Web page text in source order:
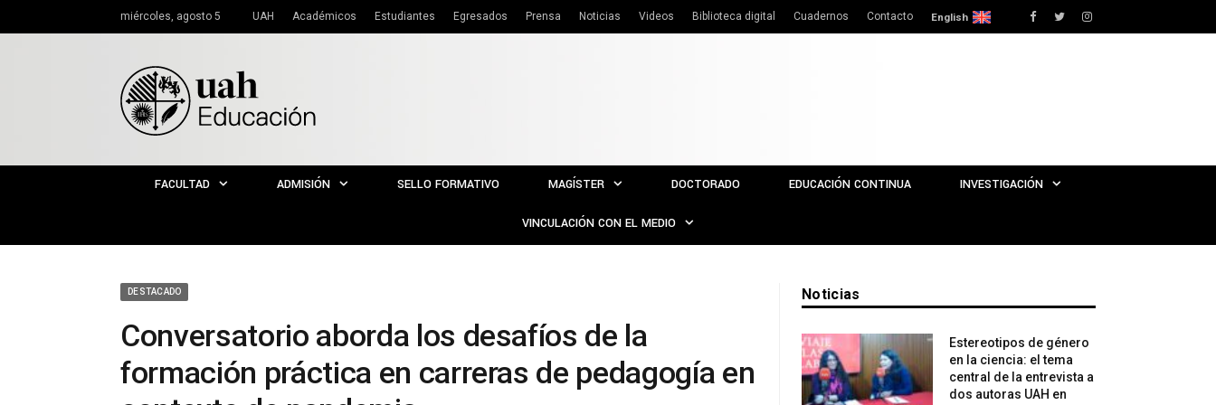
miércoles, agosto 5 UAH Académicos Estudiantes Egresados Prensa Noticias Videos Biblioteca digital Cuadernos Contacto English Facebook
TwitterInstagram
FACULTAD ADMISIÓN SELLO FORMATIVO MAGÍSTER DOCTORADO EDUCACIÓN CONTINUA INVESTIGACIÓN
VINCULACIÓN CON EL MEDIO
DESTACADO
Conversatorio aborda los desafíos de la
formación práctica en carreras de pedagogía en
Noticias
Estereotipos de género
en la ciencia: el tema
central de la entrevista a
dos autoras UAH en